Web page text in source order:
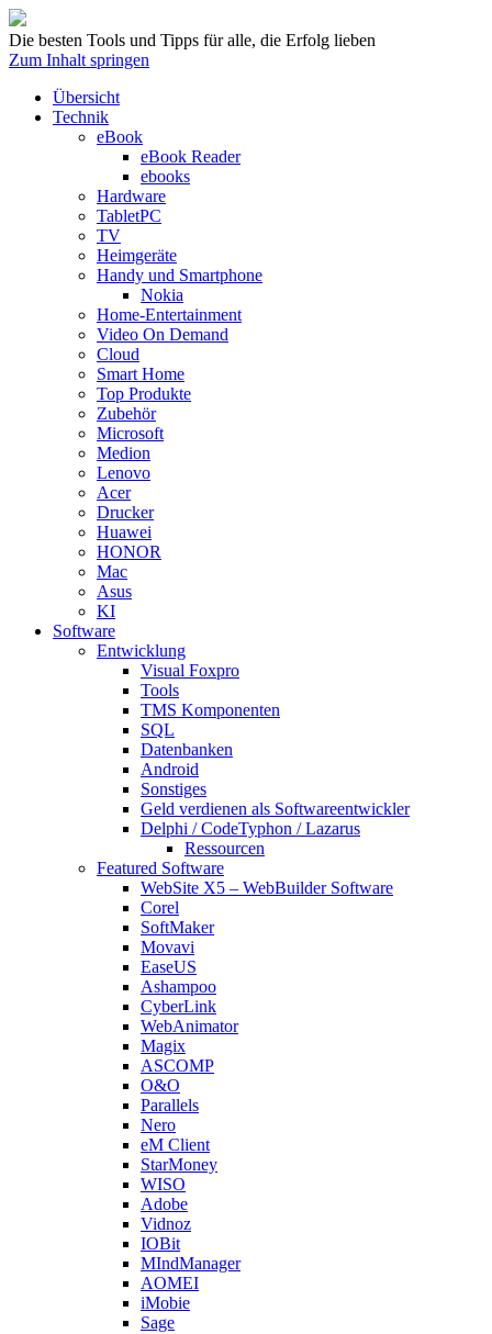
Die besten Tools und Tipps für alle, die Erfolg lieben
Zum Inhalt springen
Übersicht
Technik
eBook
eBook Reader
ebooks
Hardware
TabletPC
TV
Heimgeräte
Handy und Smartphone
Nokia
Home-Entertainment
Video On Demand
Cloud
Smart Home
Top Produkte
Zubehör
Microsoft
Medion
Lenovo
Acer
Drucker
Huawei
HONOR
Mac
Asus
KI
Software
Entwicklung
Visual Foxpro
Tools
TMS Komponenten
SQL
Datenbanken
Android
Sonstiges
Geld verdienen als Softwareentwickler
Delphi / CodeTyphon / Lazarus
Ressourcen
Featured Software
WebSite X5 – WebBuilder Software
Corel
SoftMaker
Movavi
EaseUS
Ashampoo
CyberLink
WebAnimator
Magix
ASCOMP
O&O
Parallels
Nero
eM Client
StarMoney
WISO
Adobe
Vidnoz
IOBit
MIndManager
AOMEI
iMobie
Sage